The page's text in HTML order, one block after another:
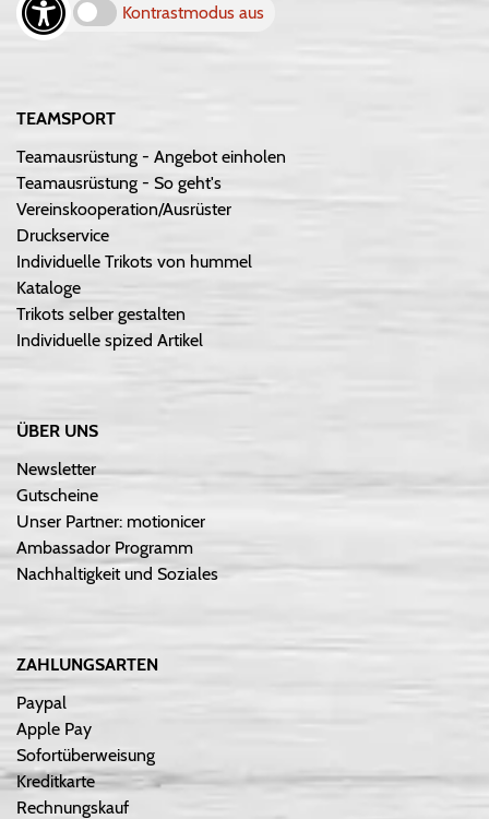
Kontrastmodus aus
TEAMSPORT
Teamausrüstung - Angebot einholen
Teamausrüstung - So geht's
Vereinskooperation/Ausrüster
Druckservice
Individuelle Trikots von hummel
Kataloge
Trikots selber gestalten
Individuelle spized Artikel
ÜBER UNS
Newsletter
Gutscheine
Unser Partner: motionicer
Ambassador Programm
Nachhaltigkeit und Soziales
ZAHLUNGSARTEN
Paypal
Apple Pay
Sofortüberweisung
Kreditkarte
Rechnungskauf